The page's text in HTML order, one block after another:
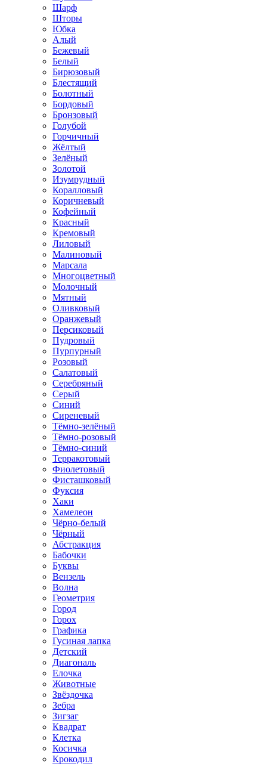
Шарф
Шторы
Юбка
Алый
Бежевый
Белый
Бирюзовый
Блестящий
Болотный
Бордовый
Бронзовый
Голубой
Горчичный
Жёлтый
Зелёный
Золотой
Изумрудный
Коралловый
Коричневый
Кофейный
Красный
Кремовый
Лиловый
Малиновый
Марсала
Многоцветный
Молочный
Мятный
Оливковый
Оранжевый
Персиковый
Пудровый
Пурпурный
Розовый
Салатовый
Серебряный
Серый
Синий
Сиреневый
Тёмно-зелёный
Тёмно-розовый
Тёмно-синий
Терракотовый
Фиолетовый
Фисташковый
Фуксия
Хаки
Хамелеон
Чёрно-белый
Чёрный
Абстракция
Бабочки
Буквы
Вензель
Волна
Геометрия
Город
Горох
Графика
Гусиная лапка
Детский
Диагональ
Елочка
Животные
Звёздочка
Зебра
Зигзаг
Квадрат
Клетка
Косичка
Крокодил